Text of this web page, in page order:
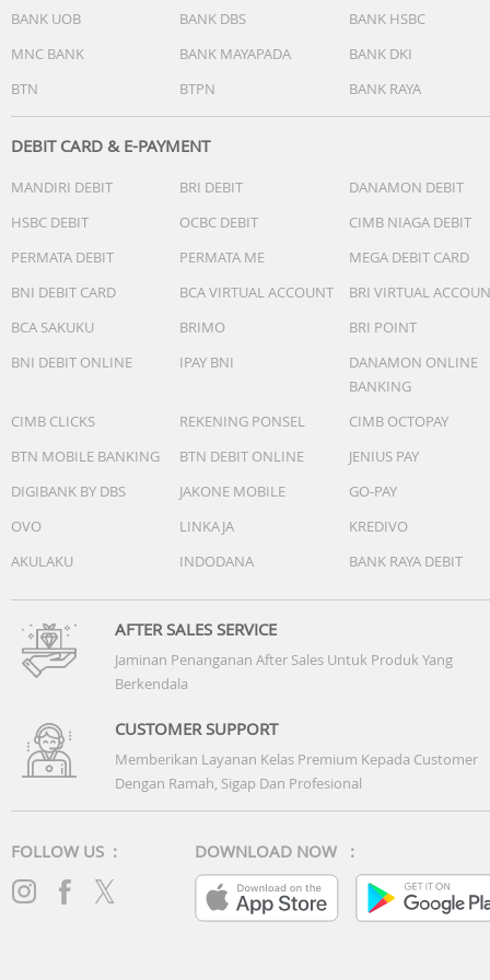
iPhone dengan iOS 26.
Buku Manual dan dokumentasi lain.
BANK UOB
BANK DBS
BANK HSBC
MNC BANK
BANK MAYAPADA
BANK DKI
BTN
BTPN BANK RAYA
DEBIT CARD & E-PAYMENT
MANDIRI DEBIT BRI DEBIT
DANAMON DEBIT
HSBC DEBIT
OCBC DEBIT
CIMB NIAGA DEBIT
PERMATA DEBIT
PERMATA ME
MEGA DEBIT CARD
BNI DEBIT CARD
BCA VIRTUAL ACCOUNT
BRI VIRTUAL
BCA SAKUKU
BRIMO
BRI POINT
BNI DEBIT ONLINE
IPAY BNI
DANAMON ONLINE
BANKING
CIMB CLICKS
REKENING PONSEL
CIMB OCTOPAY
BTN MOBILE BANKING
BTN DEBIT ONLINE
JENIUS PAY
DIGIBANK BY DBS
JAKONE MOBILE
GO-PAY
OVO
LINKAJA
KREDIVO
AKULAKU
INDODANA BANK RAYA DEBIT
AFTER SALES SERVICE
Jaminan Penanganan After Sales Untuk Produk Yang
Berkendala
CUSTOMER SUPPORT
Memberikan Layanan Kelas Premium Kepada Customer
Dengan Ramah, Sigap Dan Profesional
FOLLOW US : DOWNLOAD NOW :